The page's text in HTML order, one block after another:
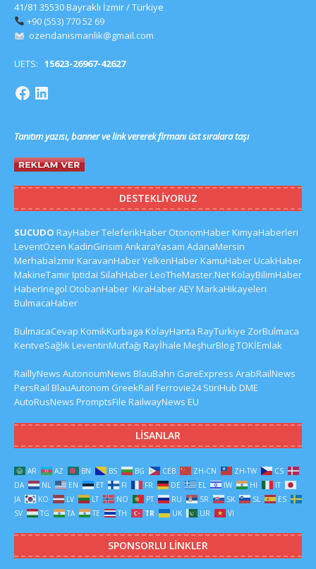
41/81 35530 Bayraklı İzmir / Türkiye
+90 (553) 770 52 69
ozendanismanlik@gmail.com
UETS: 15623-26967-42627
Tanıtım yazısı, banner ve link vererek firmanı üst sıralara taşı
DESTEKLIYORUZ
SUCUDO RayHaberTeleferikHaber OtonomHaberKimyaHaberleri
LeventÖzen KadinGirisim AnkaraYasam AdanaMersin
MerhabaİzmirKaravanHaberYelkenHaberKamuHaberUcakHaber
MakineTamirIptidai SilahHaberLeoTheMaster.NetKolayBilimHaber
HaberInegol OtobanHaber KiraHaberAEYMarkaHikayeleri
BulmacaHaber
BulmacaCevap KomikKurbaga KolayHarita RayTurkiye ZorBulmaca
KentveSağlıkLeventinMutfağı Rayİhale MeşhurBlogTOKİEmlak
RaillyNews AutonoumNews BlauBahn GareExpress ArabRailNews
PersRail BlauAutonom GreekRail Ferrovie24 StiriHub DME
AutoRusNews PromptsFile RailwayNews EU
LISANLAR
AR AZ BN BS BG CEB ZH-CN ZH-TW
CS
DA
NL EN ET FI FR DE EL IW HI
IT
JA
KO LV LT NO PT RU SR SK SL
ES
SV
TG TA TE TH TR UK UR VI
SPONSORLU LINKLER